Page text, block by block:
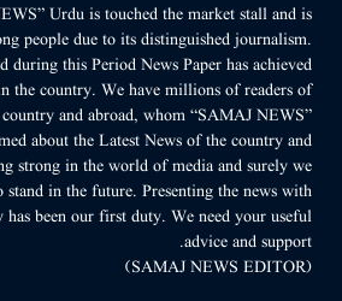
Urdu is touched the market stall and is
people due to its distinguished journalism.
during this Period News Paper has achieved
the country. We have millions of readers of
and abroad, whom “SAMAJ NEWS”
about the Latest News of the country and
strong in the world of media and surely we
in the future. Presenting the news with
has been our first duty. We need your useful
advice and support.
(SAMAJ NEWS EDITOR)